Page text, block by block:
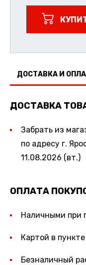
ДОСТАВКА И
ДОСТАВКА
Забрать из
по адресу г.
11.08.2026 (вт.)
ОПЛАТА
Наличными при
Картой в
Безналичный